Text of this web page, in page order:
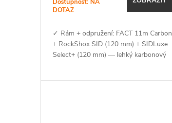
k
Dostupnost: NA
DOTAZ
✓ Rám + odpružení: FACT 11m Carbon
+ RockShox SID (120 mm) + SIDLuxe
Select+ (120 mm) — lehký karbonový